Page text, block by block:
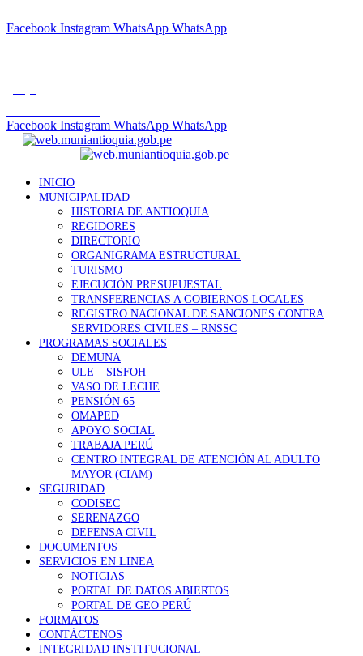
Facebook Instagram WhatsApp WhatsApp
Facebook Instagram WhatsApp WhatsApp
INICIO
MUNICIPALIDAD
HISTORIA DE ANTIOQUIA
REGIDORES
DIRECTORIO
ORGANIGRAMA ESTRUCTURAL
TURISMO
EJECUCIÓN PRESUPUESTAL
TRANSFERENCIAS A GOBIERNOS LOCALES
REGISTRO NACIONAL DE SANCIONES CONTRA
SERVIDORES CIVILES – RNSSC
PROGRAMAS SOCIALES
DEMUNA
ULE – SISFOH
VASO DE LECHE
PENSIÓN 65
OMAPED
APOYO SOCIAL
TRABAJA PERÚ
CENTRO INTEGRAL DE ATENCIÓN AL ADULTO
MAYOR (CIAM)
SEGURIDAD
CODISEC
SERENAZGO
DEFENSA CIVIL
DOCUMENTOS
SERVICIOS EN LINEA
NOTICIAS
PORTAL DE DATOS ABIERTOS
PORTAL DE GEO PERÚ
FORMATOS
CONTÁCTENOS
INTEGRIDAD INSTITUCIONAL